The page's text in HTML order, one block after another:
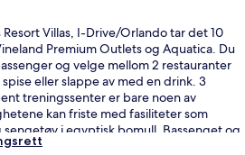
Resort Villas, I-Drive/Orlando tar det 10
Premium Outlets og Aquatica. Du
og velge mellom 2 restauranter
eller slappe av med en drink. 3
treningssenter er bare noen av
kan friste med fasiliteter som
i egyptisk bomull. Bassenget og
skryt fra andre reisende.